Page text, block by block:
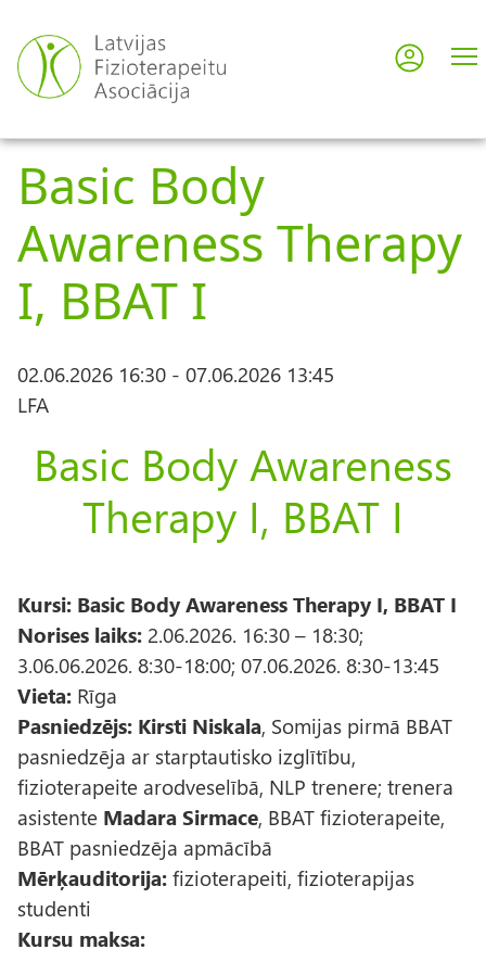
uz
galveno
saturu
User
Basic Body
Awareness Therapy
I, BBAT I
02.06.2026 16:30 - 07.06.2026 13:45
LFA
Basic Body Awareness
Therapy I, BBAT I
Kursi: Basic Body Awareness Therapy I, BBAT I
Norises laiks: 2.06.2026. 16:30 – 18:30;
3.06.06.2026. 8:30-18:00; 07.06.2026. 8:30-13:45
Vieta: Rīga
Pasniedzējs: Kirsti Niskala, Somijas pirmā BBAT
pasniedzēja ar starptautisko izglītību,
fizioterapeite arodveselībā, NLP trenere; trenera
asistente Madara Sirmace, BBAT fizioterapeite,
BBAT pasniedzēja apmācībā
Mērķauditorija: fizioterapeiti, fizioterapijas
studenti
Kursu maksa: